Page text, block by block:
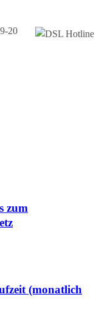
20
zum
(monatlich